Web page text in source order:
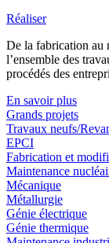
Réaliser
De la fabrication au
l’ensemble des
procédés des
En savoir plus
Grands projets
Travaux neufs/
EPCI
Fabrication et
Maintenance
Mécanique
Métallurgie
Génie électrique
Génie thermique